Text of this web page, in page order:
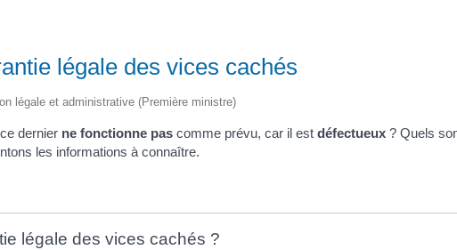
légale des vices cachés
légale et administrative (Première ministre)
dernier ne fonctionne pascomme prévu, car il est défectueux? Quels
les informations à connaître.
légale des vices cachés ?